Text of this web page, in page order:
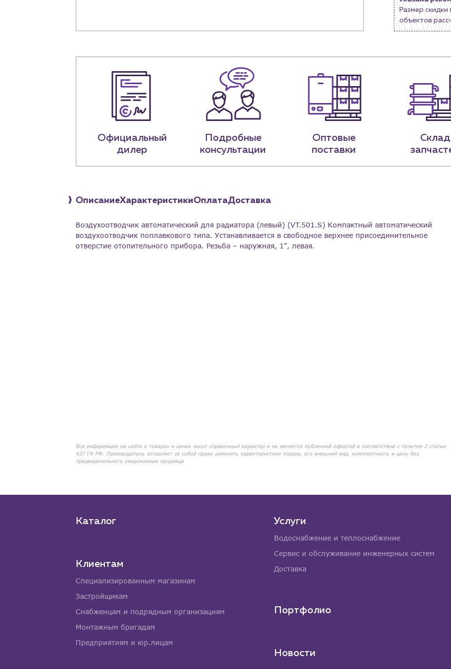
Размер скидки
объектов
Официальный
дилер
Подробные
консультации
Оптовые
поставки
Склад
ОписаниеХарактеристикиОплатаДоставка
Воздухоотводчик автоматический для радиатора (левый) (VT.501.S) Компактный автоматический
воздухоотводчик поплавкового типа. Устанавливается в свободное верхнее присоединительное
отверстие отопительного прибора. Резьба – наружная, 1", левая.
Вся информация на сайте о товарах и ценах носит справочный характер и не является публичной офертой в соответствии с пунктом 2 статьи
437 ГК РФ. Производитель оставляет за собой право изменять характеристики товара, его внешний вид, комплектность и цену без
предварительного уведомления продавца
Каталог
Клиентам
Специализированным магазинам
Застройщикам
Снабженцам и подрядным организациям
Монтажным бригадам
Предприятиям и юр.лицам
Услуги
Водоснабжение и теплоснабжение
Сервис и обслуживание инженерных систем
Доставка
Портфолио
Новости